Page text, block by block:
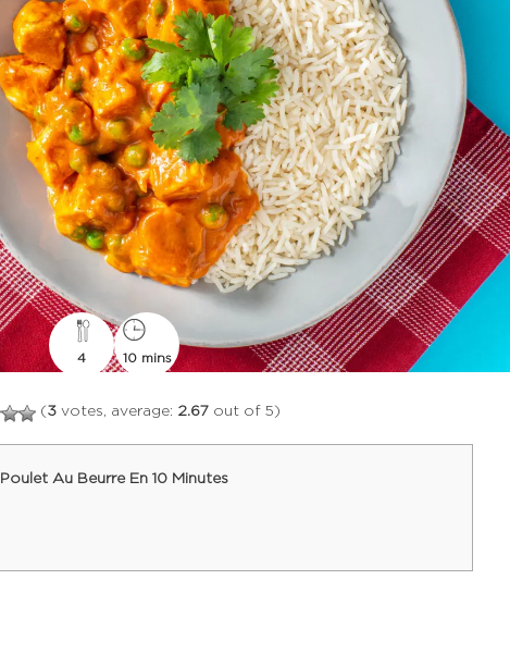
4 10 mins
(3votes, average: 2.67out of 5)
Poulet Au Beurre En 10 Minutes